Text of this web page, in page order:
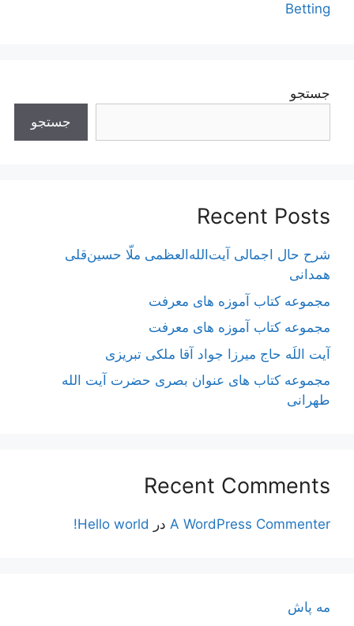
Betting
جستجو
جستجو
Recent Posts
شرح حال اجمالی آیت‌الله‌العظمی ملّا حسین‌قلی
همدانی
مجموعه کتاب آموزه های معرفت
مجموعه کتاب آموزه های معرفت
آیت اللَه حاج میرزا جواد آقا ملکی تبریزی
مجموعه کتاب های عنوان بصری حضرت آیت الله
طهرانی
Recent Comments
A WordPress Commenter در Hello world!
مه پاش